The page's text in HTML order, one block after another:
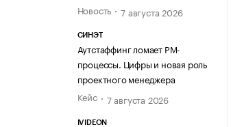
Новость
7 августа 2026
СИНЭТ
Аутстаффинг ломает PM-
процессы. Цифры и новая роль
проектного менеджера
Кейс
7 августа 2026
IVIDEON